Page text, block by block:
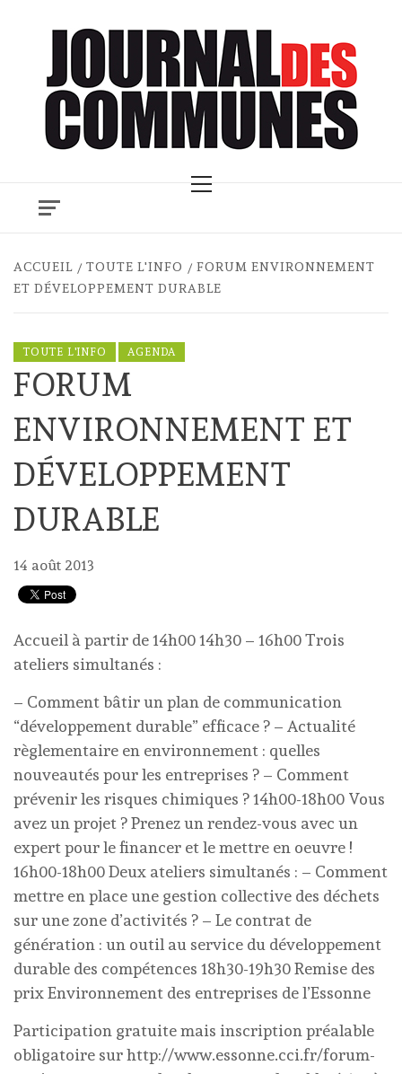
Menu
ACCUEIL TOUTE L'INFO
FORUM ENVIRONNEMENT
ET DÉVELOPPEMENT DURABLE
TOUTE L'INFO AGENDA
FORUM
ENVIRONNEMENT ET
DÉVELOPPEMENT
DURABLE
14 août 2013
Accueil à partir de 14h00 14h30 – 16h00 Trois
ateliers simultanés :
– Comment bâtir un plan de communication
“développement durable” efficace ? – Actualité
règlementaire en environnement : quelles
nouveautés pour les entreprises ? – Comment
prévenir les risques chimiques ? 14h00-18h00 Vous
avez un projet ? Prenez un rendez-vous avec un
expert pour le financer et le mettre en oeuvre !
16h00-18h00 Deux ateliers simultanés : – Comment
mettre en place une gestion collective des déchets
sur une zone d’activités ? – Le contrat de
génération : un outil au service du développement
durable des compétences 18h30-19h30 Remise des
prix Environnement des entreprises de l’Essonne
Participation gratuite mais inscription préalable
obligatoire sur http://www.essonne.cci.fr/forum-